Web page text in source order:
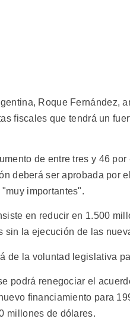
Roque Fernández,
fiscales que tendrá un
de entre tres y 46
deberá ser aprobada por
importantes".
en reducir en 1.500
sin la ejecución de las
de la voluntad legislativa
podrá renegociar el
financiamiento para
millones de dólares.